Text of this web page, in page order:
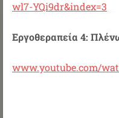
wl7-YQi9dr&index=3
Εργοθεραπεία 4:
www.youtube.com/